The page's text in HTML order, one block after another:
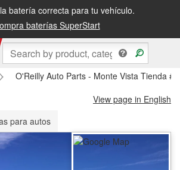
batería correcta para tu vehículo.
baterías SuperStart
al día siguiente o recógela en la tienda
O'Reilly Auto Parts - Monte Vista Tienda
View page in English
para autos